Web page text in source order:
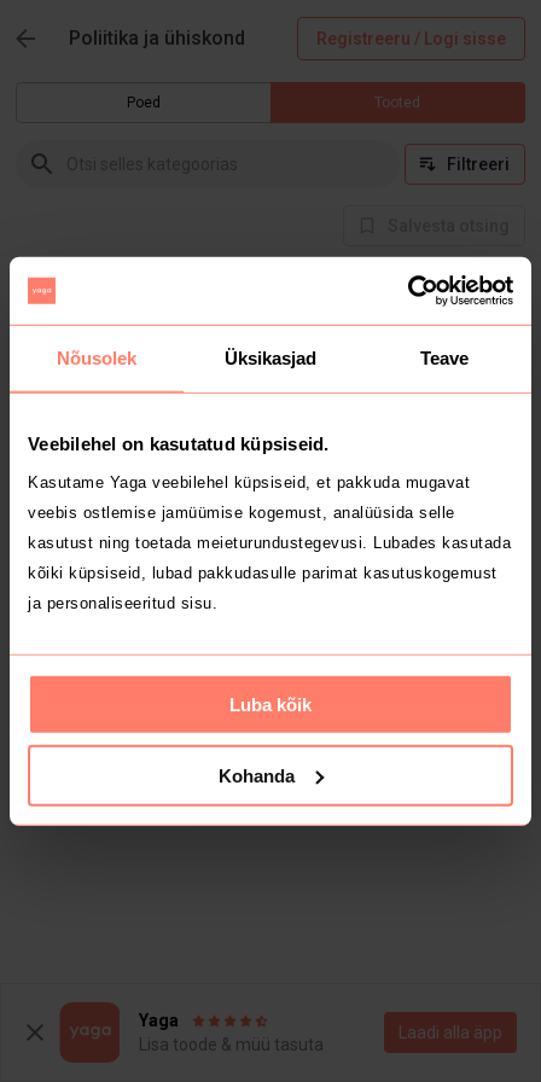
Nõusolek Üksikasjad Teave
Veebilehel on kasutatud küpsiseid.
Kasutame Yaga veebilehel küpsiseid, et pakkuda mugavat
veebis ostlemise jamüümise kogemust, analüüsida selle
kasutust ning toetada meieturundustegevusi. Lubades kasutada
kõiki küpsiseid, lubad pakkudasulle parimat kasutuskogemust
ja personaliseeritud sisu.
Luba kõik
Kohanda
Poliitika ja ühiskond Registreeru / Logi sisse
Poed Tooted
Filtreeri
Hetkel selles kategoorias tooteid ei ole
Yaga
Lisa toode & müü tasuta
Laadi alla äpp